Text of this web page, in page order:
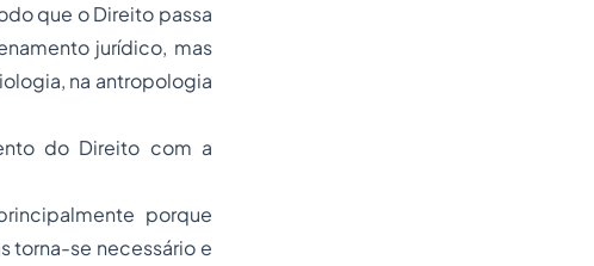
que o Direito passa
jurídico, mas
na antropologia
do Direito com a
porque
torna-se necessário e